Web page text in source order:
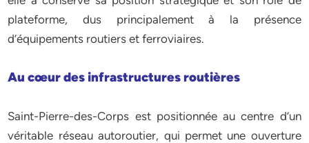
plateforme, dus principalement à la présence
d’équipements routiers et ferroviaires.
Au cœur des infrastructures routières
Saint-Pierre-des-Corps est positionnée au centre d’un
véritable réseau autoroutier, qui permet une ouverture